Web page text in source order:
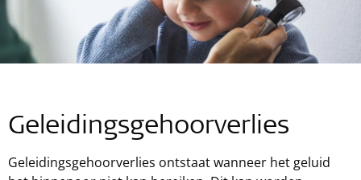
Geleidingsgehoorverlies
Geleidingsgehoorverlies ontstaat wanneer het geluid